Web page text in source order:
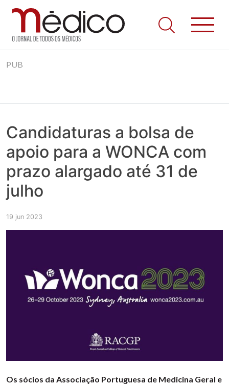
to
Jornal Médico
Médico – O Jornal de Todos os Médicos. Onde as notícias
realmente contam! Tudo o que se passa na Saúde!
PUB
Candidaturas a bolsa de
apoio para a WONCA com
prazo alargado até 31 de
julho
19 jun 2023
Os sócios da Associação Portuguesa de Medicina Geral e